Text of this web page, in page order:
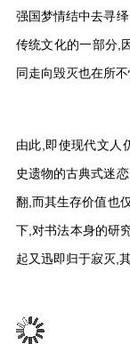
强国梦情结中去寻
传统文化的一部分,
同走向毁灭也在所不
由此,即使现代文人
史遗物的古典式迷
翻,而其生存价值也
下,对书法本身的研
起又迅即归于寂灭,